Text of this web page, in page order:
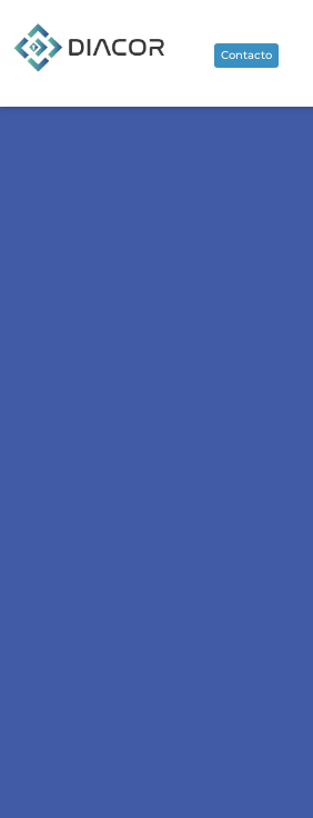
Contacto